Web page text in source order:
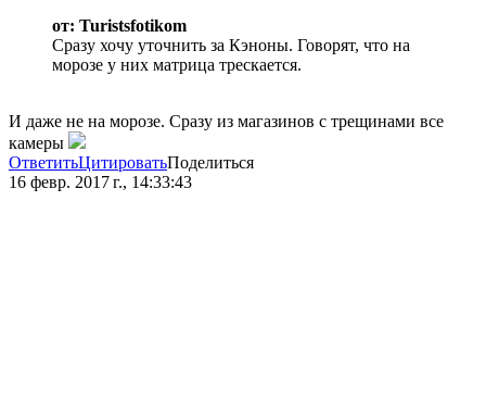
от: Turistsfotikom
Сразу хочу уточнить за Кэноны. Говорят, что на
морозе у них матрица трескается.
И даже не на морозе. Сразу из магазинов с трещинами все
камеры
ОтветитьЦитироватьПоделиться
16 февр. 2017 г., 14:33:43